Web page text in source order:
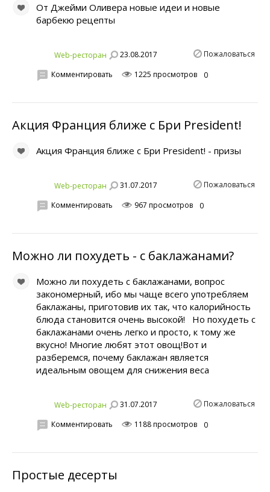
От Джейми Оливера новые идеи и новые
барбекю рецепты
Web-ресторан 23.08.2017 Пожаловаться
Комментировать 1225 просмотров 0
Акция Франция ближе с Бри President!
Акция Франция ближе с Бри President! - призы
Web-ресторан 31.07.2017 Пожаловаться
Комментировать 967 просмотров 0
Можно ли похудеть - с баклажанами?
Можно ли похудеть с баклажанами, вопрос
закономерный, ибо мы чаще всего употребляем
баклажаны, приготовив их так, что калорийность
блюда становится очень высокой! Но похудеть с
баклажанами очень легко и просто, к тому же
вкусно! Многие любят этот овощ!Вот и
разберемся, почему баклажан является
идеальным овощем для снижения веса
Web-ресторан 31.07.2017 Пожаловаться
Комментировать 1188 просмотров 0
Простые десерты